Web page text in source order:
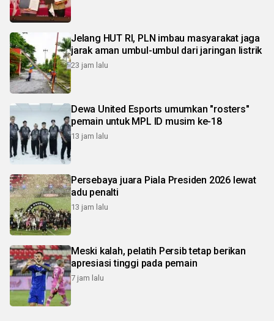
Jelang HUT RI, PLN imbau masyarakat jaga
jarak aman umbul-umbul dari jaringan listrik
23 jam lalu
Dewa United Esports umumkan "rosters"
pemain untuk MPL ID musim ke-18
13 jam lalu
Persebaya juara Piala Presiden 2026 lewat
adu penalti
13 jam lalu
Meski kalah, pelatih Persib tetap berikan
apresiasi tinggi pada pemain
7 jam lalu